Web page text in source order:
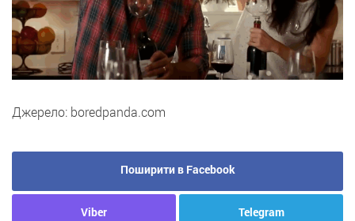
Джерело: boredpanda.com
Поширити в Facebook
Viber Telegram